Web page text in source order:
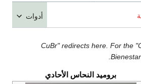
أدوات
"CuBr" redirects here. For the
بروميد النحاس الأحادي